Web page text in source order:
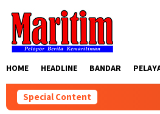
content
HOME HEADLINE BANDAR
Special Content